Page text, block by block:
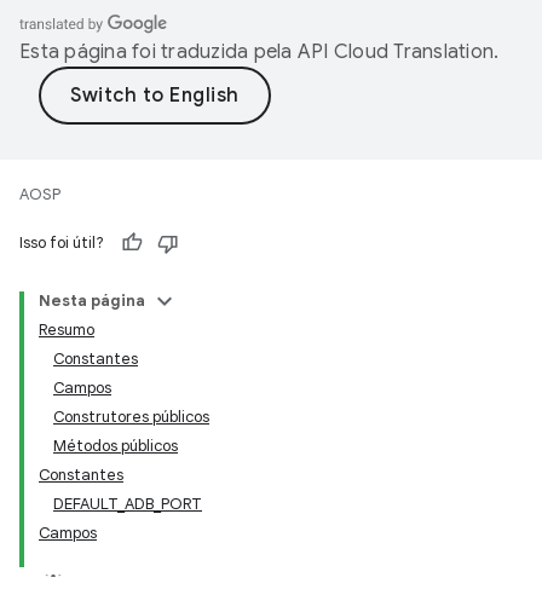
Esta página foi traduzida pela API Cloud Translation.
AOSP
Isso foi útil?
Nesta página
Resumo
Constantes
Campos
Construtores públicos
Métodos públicos
Constantes
DEFAULT_ADB_PORT
Campos